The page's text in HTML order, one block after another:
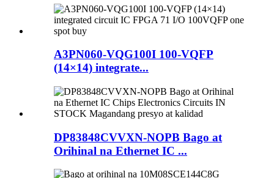
A3PN060-VQG100I 100-VQFP
(14×14) integrate...
DP83848CVVXN-NOPB Bago at
Orihinal na Ethernet IC ...